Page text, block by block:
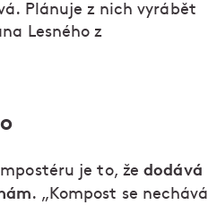
Plánuje z nich vyrábět
Lesného z
je to, žedodává
. „Kompost se nechává